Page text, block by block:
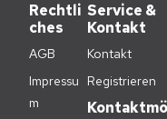
Rechtli
ches
AGB
Impressu
m
Service &
Kontakt
Kontakt
Registrieren
Kontaktmö